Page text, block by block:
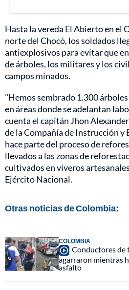
Hasta la vereda El Abierto en el
norte del Chocó, los soldados
antiexplosivos para evitar que
de árboles, los militares y los
campos minados.
"Hemos sembrado 1.300
en áreas donde se adelantan
cuenta el capitán Jhon
de la Compañía de Instrucción y
hace parte del proceso de
llevados a las zonas de
cultivados en viveros
Ejército Nacional.
Otras noticias de Colombia:
COLOMBIA
Conductores de
agarraron mientras
asfalto